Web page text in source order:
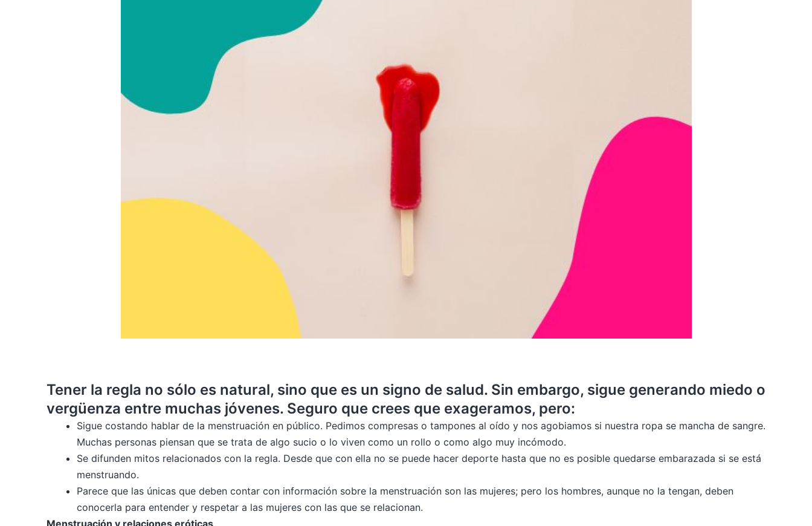
Tener la regla no sólo es natural, sino que es un signo de salud. Sin embargo, sigue generando miedo o
vergüenza entre muchas jóvenes. Seguro que crees que exageramos, pero:
Sigue costando hablar de la menstruación en público. Pedimos compresas o tampones al oído y nos agobiamos si nuestra ropa se mancha de sangre.
Muchas personas piensan que se trata de algo sucio o lo viven como un rollo o como algo muy incómodo.
Se difunden mitos relacionados con la regla. Desde que con ella no se puede hacer deporte hasta que no es posible quedarse embarazada si se está
menstruando.
Parece que las únicas que deben contar con información sobre la menstruación son las mujeres; pero los hombres, aunque no la tengan, deben
conocerla para entender y respetar a las mujeres con las que se relacionan.
Menstruación y relaciones eróticas